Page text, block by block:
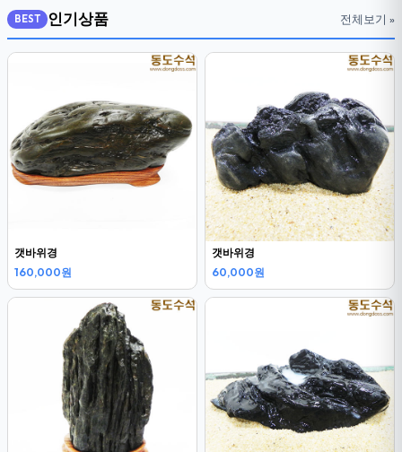
BEST 인기상품 전체보기 »
갯바위경
160,000원
갯바위경
60,000원